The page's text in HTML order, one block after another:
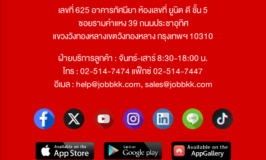
เลขที่ 625 อาคารทัศนียา ห้องเลขที่ ยูนิต ดี ชั้น 5
ซอยรามคำแหง 39 ถนนประชาอุทิศ
แขวงวังทองหลางเขตวังทองหลาง กรุงเทพฯ 10310
ฝ่ายบริการลูกค้า : จันทร์-เสาร์ 8:30-18:00 น.
โทร : 02-514-7474 แฟ็กซ์ 02-514-7447
อีเมล :help@jobbkk.com,sales@jobbkk.com